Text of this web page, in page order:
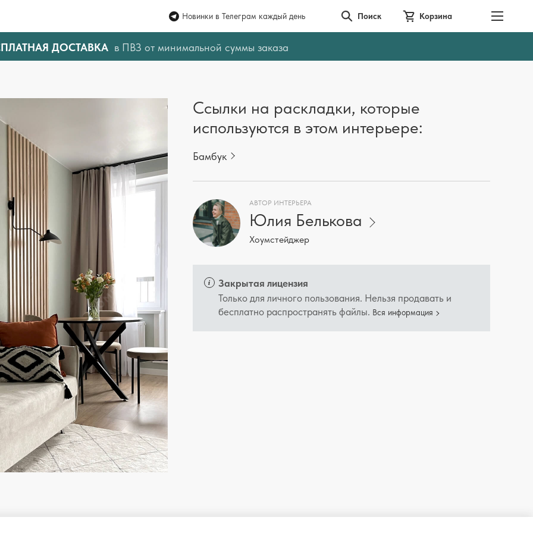
Новинки в Телеграм каждый день Поиск Корзина
ДОСТАВКА в ПВЗ от минимальной суммы заказа
Ссылки на раскладки, которые
используются в этом интерьере:
Бамбук
АВТОР ИНТЕРЬЕРА
Юлия Белькова
Хоумстейджер
Закрытая лицензия
Только для личного пользования. Нельзя продавать и
бесплатно распространять файлы. Вся информация